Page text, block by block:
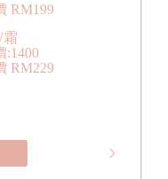
RM199
霜
:1400
RM229